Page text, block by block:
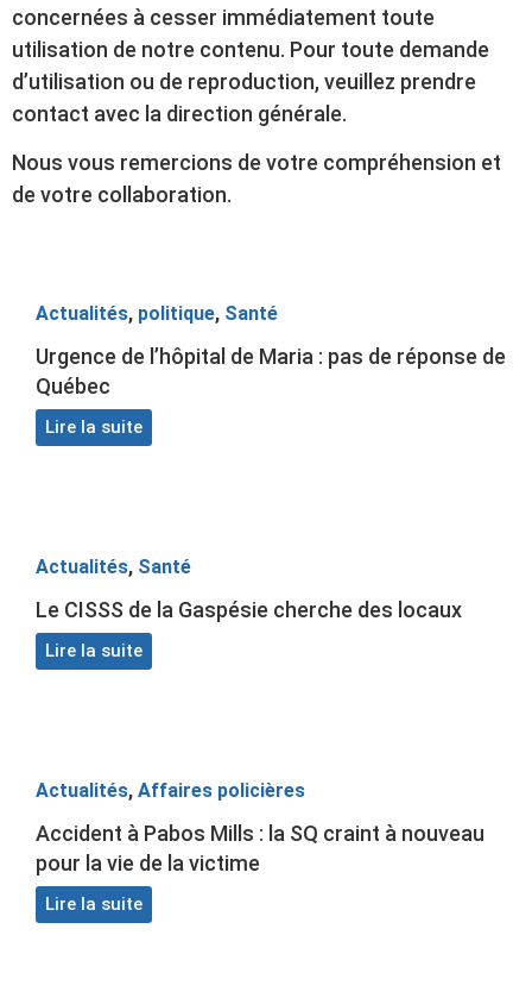
concernées à cesser immédiatement toute
utilisation de notre contenu. Pour toute demande
d’utilisation ou de reproduction, veuillez prendre
contact avec la direction générale.
Nous vous remercions de votre compréhension et
de votre collaboration.
Actualités, politique, Santé
Urgence de l’hôpital de Maria : pas de réponse de
Québec
Lire la suite
Actualités, Santé
Le CISSS de la Gaspésie cherche des locaux
Lire la suite
Actualités, Affaires policières
Accident à Pabos Mills : la SQ craint à nouveau
pour la vie de la victime
Lire la suite